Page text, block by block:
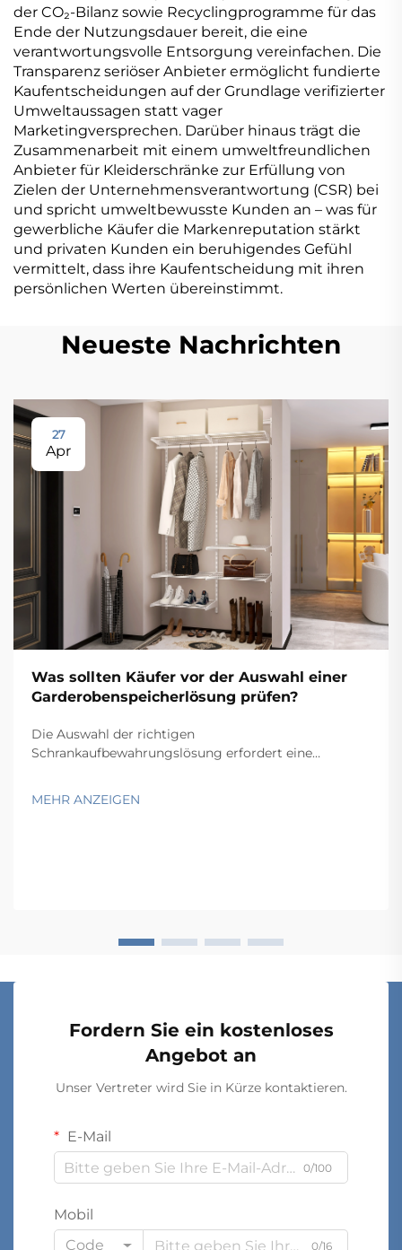
der CO₂-Bilanz sowie Recyclingprogramme für das
Ende der Nutzungsdauer bereit, die eine
verantwortungsvolle Entsorgung vereinfachen. Die
Transparenz seriöser Anbieter ermöglicht fundierte
Kaufentscheidungen auf der Grundlage verifizierter
Umweltaussagen statt vager
Marketingversprechen. Darüber hinaus trägt die
Zusammenarbeit mit einem umweltfreundlichen
Anbieter für Kleiderschränke zur Erfüllung von
Zielen der Unternehmensverantwortung (CSR) bei
und spricht umweltbewusste Kunden an – was für
gewerbliche Käufer die Markenreputation stärkt
und privaten Kunden ein beruhigendes Gefühl
vermittelt, dass ihre Kaufentscheidung mit ihren
persönlichen Werten übereinstimmt.
Neueste Nachrichten
27
Apr
Was sollten Käufer vor der Auswahl einer
Garderobenspeicherlösung prüfen?
Die Auswahl der richtigen
Schrankaufbewahrungslösung erfordert eine
Langlebigkeit und langfristige Zufriedenheit haben.
MEHR ANZEIGEN
Fordern Sie ein kostenloses
Angebot an
Unser Vertreter wird Sie in Kürze kontaktieren.
E-Mail
0/100
Mobil
Code
0/16